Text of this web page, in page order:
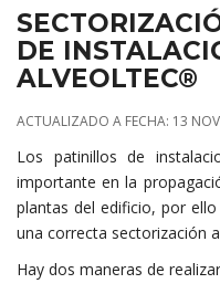
DE
ALVEOLTEC®
ACTUALIZADO A FECHA: 13
Los patinillos de
importante en la
plantas del edificio, por
una correcta sectorización
Hay dos maneras de